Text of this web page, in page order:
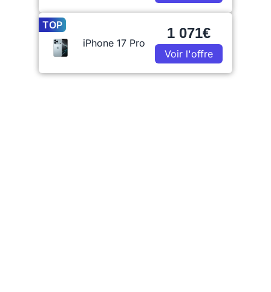
TOP
iPhone 17 Pro
1 071€
Voir l'offre